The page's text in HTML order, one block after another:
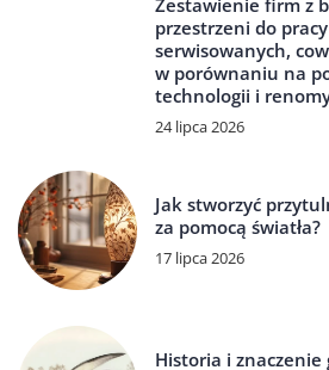
przestrzeni do
serwisowanych,
w porównaniu na
technologii i
24 lipca 2026
Jak stworzyć
za pomocą światła?
17 lipca 2026
Historia i